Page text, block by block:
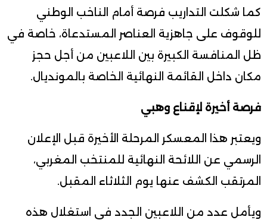
كما شكلت التداريب فرصة أمام الناخب الوطني
للوقوف على جاهزية العناصر المستدعاة، خاصة في
ظل المنافسة الكبيرة بين اللاعبين من أجل حجز
مكان داخل القائمة النهائية الخاصة بالمونديال.
فرصة أخيرة لإقناع وهبي
ويعتبر هذا المعسكر المرحلة الأخيرة قبل الإعلان
الرسمي عن اللائحة النهائية للمنتخب المغربي،
المرتقب الكشف عنها يوم الثلاثاء المقبل.
ويأمل عدد من اللاعبين الجدد في استغلال هذه